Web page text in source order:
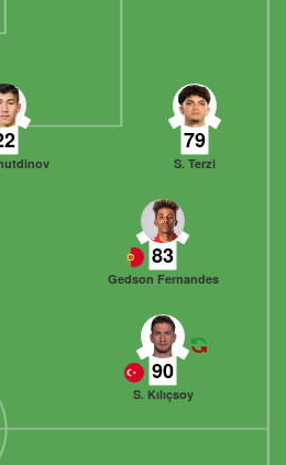
79
S. Terzi
83
Gedson Fernandes
90
S. Kılıçsoy